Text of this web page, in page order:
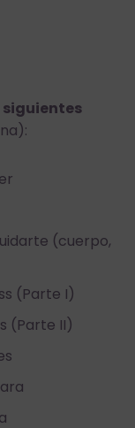
siguientes
(cuerpo,
(Parte I)
(Parte II)